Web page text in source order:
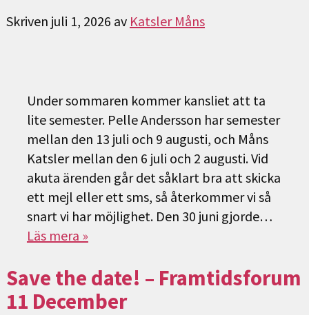
Skriven juli 1, 2026 av Katsler Måns
Under sommaren kommer kansliet att ta
lite semester. Pelle Andersson har semester
mellan den 13 juli och 9 augusti, och Måns
Katsler mellan den 6 juli och 2 augusti. Vid
akuta ärenden går det såklart bra att skicka
ett mejl eller ett sms, så återkommer vi så
snart vi har möjlighet. Den 30 juni gjorde…
Läs mera »
Save the date! – Framtidsforum
11 December